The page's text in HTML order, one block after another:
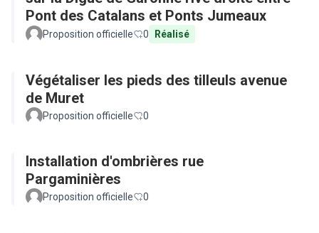
Pont des Catalans et Ponts Jumeaux
Proposition officielle 0 Réalisé
Végétaliser les pieds des tilleuls avenue
de Muret
Proposition officielle 0
Installation d'ombrières rue
Pargaminières
Proposition officielle 0